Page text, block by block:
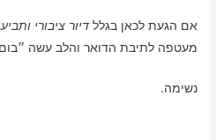
אם הגעת לכאן בגללדיור ציבורי
מעטפה לתיבת הדואר והלב עשה
נשימה.